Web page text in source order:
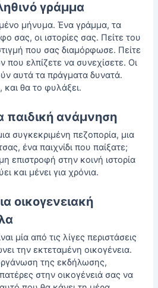
γράμμα
μήνυμα. Ένα γράμμα, τα
σας, οι ιστορίες σας. Πείτε του
που σας διαμόρφωσε. Πείτε
που ελπίζετε να συνεχίσετε. Οι
αυτά τα πράγματα δυνατά.
θα το φυλάξει.
παιδική ανάμνηση
συγκεκριμένη πεζοπορία, μια
ένα παιχνίδι που παίξατε;
επιστροφή στην κοινή ιστορία
και μένει για χρόνια.
οικογενειακή
μία από τις λίγες περιστάσεις
την εκτεταμένη οικογένεια.
της εκδήλωσης,
στην οικογένειά σας να